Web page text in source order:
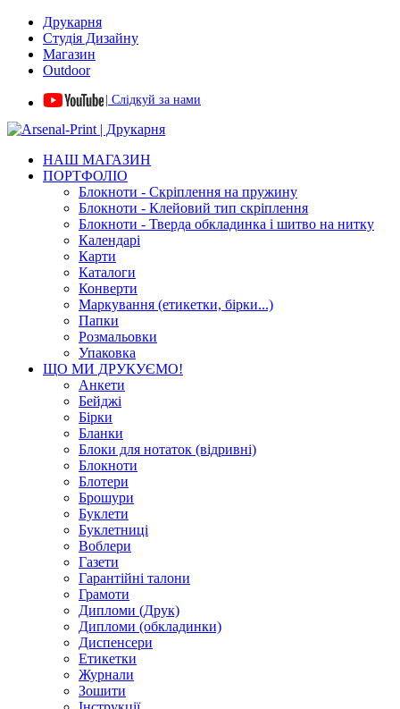
Друкарня
Студія Дизайну
Магазин
Outdoor
| Слідкуй за нами
НАШ МАГАЗИН
ПОРТФОЛІО
Блокноти - Скріплення на пружину
Блокноти - Клейовий тип скріплення
Блокноти - Тверда обкладинка і шитво на нитку
Календарі
Карти
Каталоги
Конверти
Маркування (етикетки, бірки...)
Папки
Розмальовки
Упаковка
ЩО МИ ДРУКУЄМО!
Анкети
Бейджі
Бірки
Бланки
Блоки для нотаток (відривні)
Блокноти
Блотери
Брошури
Буклети
Буклетниці
Воблери
Газети
Гарантійні талони
Грамоти
Дипломи (Друк)
Дипломи (обкладинки)
Диспенсери
Етикетки
Журнали
Зошити